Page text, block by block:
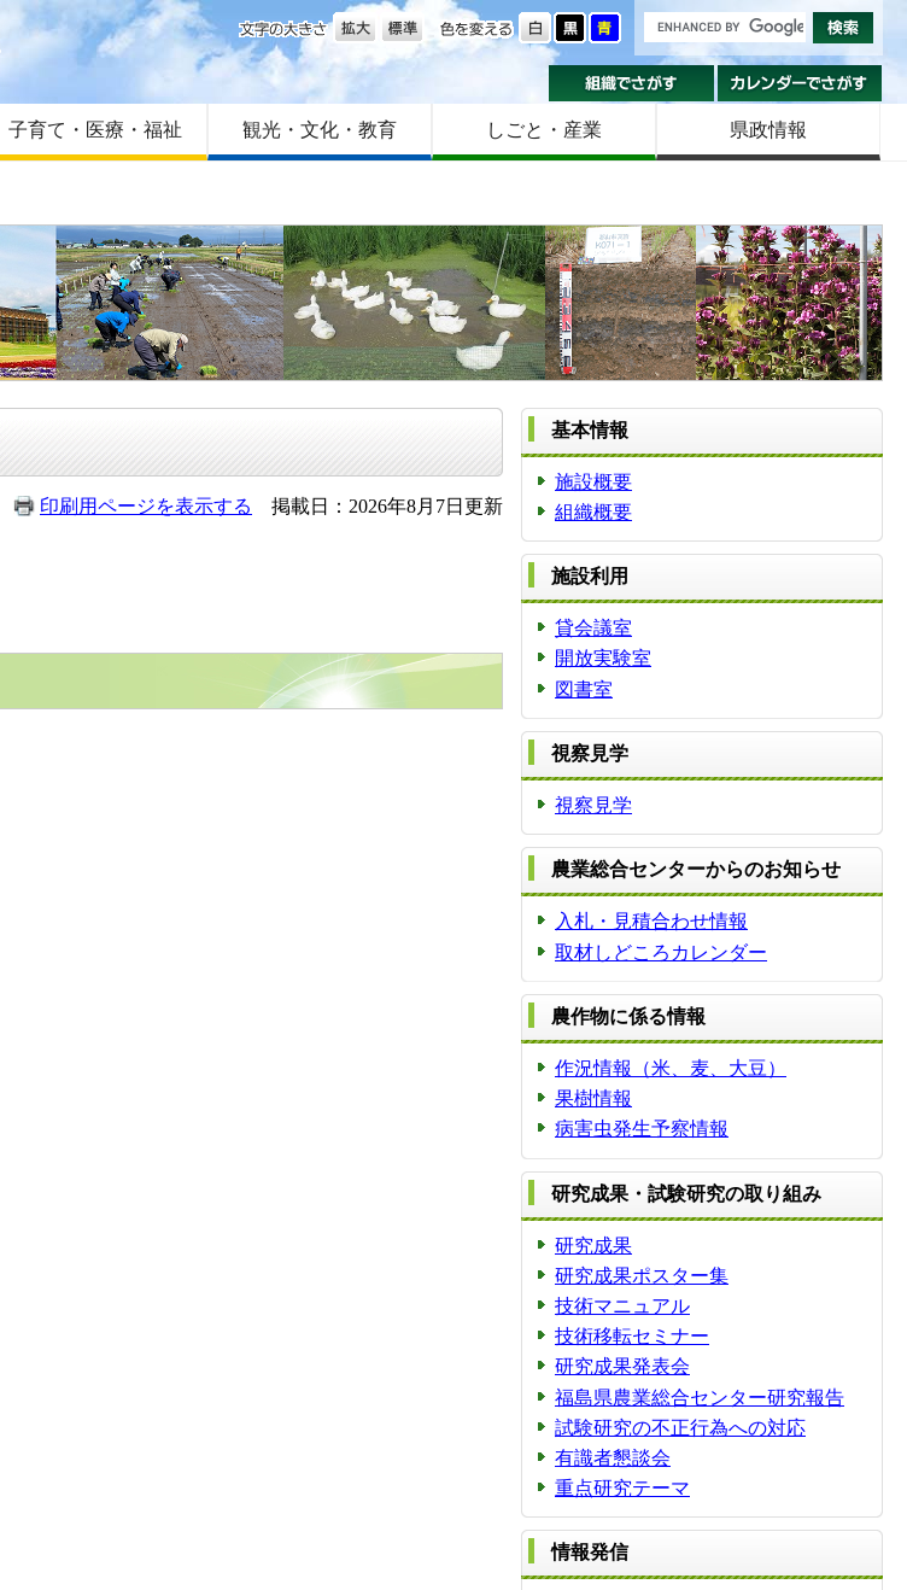
はじめての方へ
Foreign language
サイトマップ
色を変える
文字の大きさ
組織でさがす
子育て・医療・福祉 観光・文化・教育 しごと・産業 県政情報
印刷用ページを表示する 掲載日：2026年8月7日更新
基本情報
施設概要
組織概要
施設利用
貸会議室
開放実験室
図書室
視察見学
視察見学
農業総合センターからのお知らせ
入札・見積合わせ情報
取材しどころカレンダー
農作物に係る情報
作況情報（米、麦、大豆）
果樹情報
病害虫発生予察情報
研究成果・試験研究の取り組み
研究成果
研究成果ポスター集
技術マニュアル
技術移転セミナー
研究成果発表会
福島県農業総合センター研究報告
試験研究の不正行為への対応
有識者懇談会
重点研究テーマ
情報発信